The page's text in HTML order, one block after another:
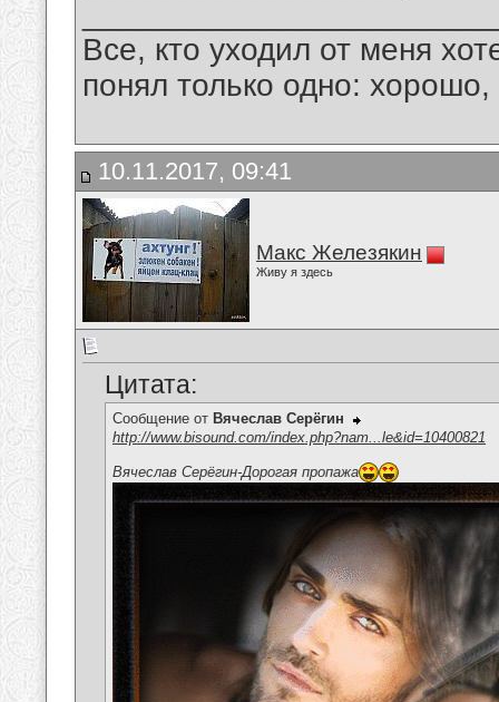
Все, кто уходил от меня
понял только одно:
10.11.2017, 09:41
Макс Железякин
Живу я здесь
Цитата:
Сообщение от Вячеслав Серёгин
http://www.bisound.com/index.php?nam...le&id=10400821
Вячеслав Серёгин-Дорогая пропажа